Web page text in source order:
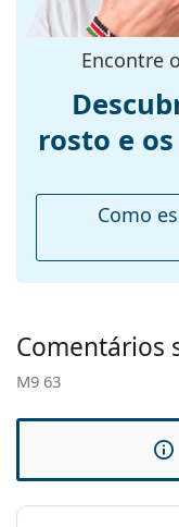
Explore toda a
mais estilos de
Tamanhos:
L
óculos:
Ponte:
Acessórios
Estojo:
Pano de
Outros
Encontre
rosto e
Como
Comentários
M9 63